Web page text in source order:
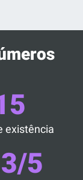
existência
5